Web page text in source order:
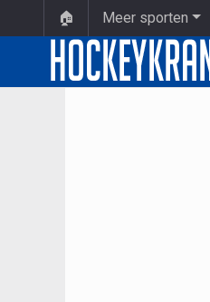
🏠 Meer sporten